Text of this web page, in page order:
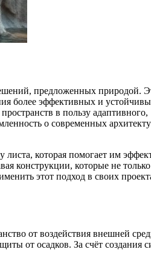
предложенных природой.
более эффективных и
в пользу адаптивного,
о современных
которая помогает им
конструкции, которые не
этот подход в своих
от воздействия внешней
от осадков. За счёт создания